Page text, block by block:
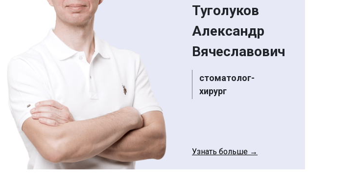
Туголуков
Александр
Вячеславович
стоматолог-
хирург
Узнать больше →